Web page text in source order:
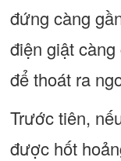
đứng càng
điện giật
để thoát ra
Trước tiên,
được hốt